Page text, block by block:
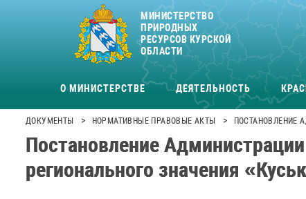
МИНИСТЕРСТВО
ПРИРОДНЫХ
РЕСУРСОВ КУРСКОЙ
ОБЛАСТИ
О МИНИСТЕРСТВЕ ДЕЯТЕЛЬНОСТЬ
ДОКУМЕНТЫ > НОРМАТИВНЫЕ ПРАВОВЫЕ АКТЫ > ПОСТАНОВЛЕНИЕ
Постановление
регионального значения